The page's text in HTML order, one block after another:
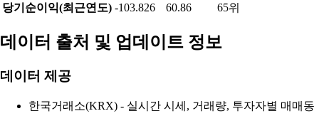
당기순이익(최근연도) -103.826 60.86 65위
데이터 출처 및 업데이트 정보
데이터 제공
한국거래소(KRX) - 실시간 시세, 거래량, 투자자별 매매동